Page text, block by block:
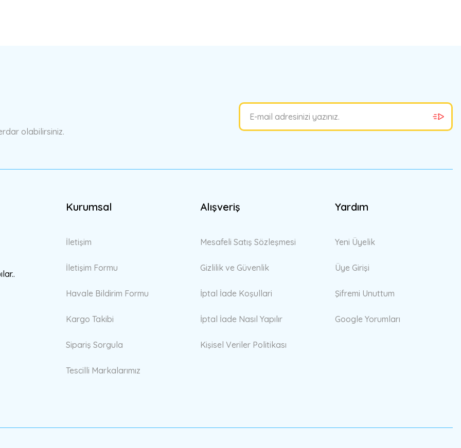
olabilirsiniz.
Kurumsal
İletişim
İletişim Formu
Havale Bildirim Formu
Kargo Takibi
Sipariş Sorgula
Tescilli Markalarımız
Alışveriş
Mesafeli Satış Sözleşmesi
Gizlilik ve Güvenlik
İptal İade Koşullari
İptal İade Nasıl Yapılır
Kişisel Veriler Politikası
Yardım
Yeni Üyelik
Üye Girişi
Şifremi Unuttum
Google Yorumları